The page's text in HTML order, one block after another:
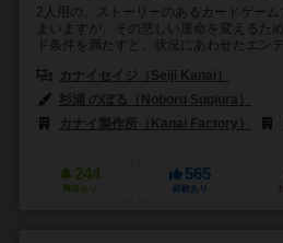
2人用の、ストーリーのあるカードゲーム
まいますが、その悲しい運命を変えるた
ド条件を満たすと、状況にあわせたエン
カナイセイジ（Seiji Kanai）
杉浦 のぼる（Noboru Sugiura）
カナイ製作所（Kanai Factory）
244
興味あり
565
経験あり